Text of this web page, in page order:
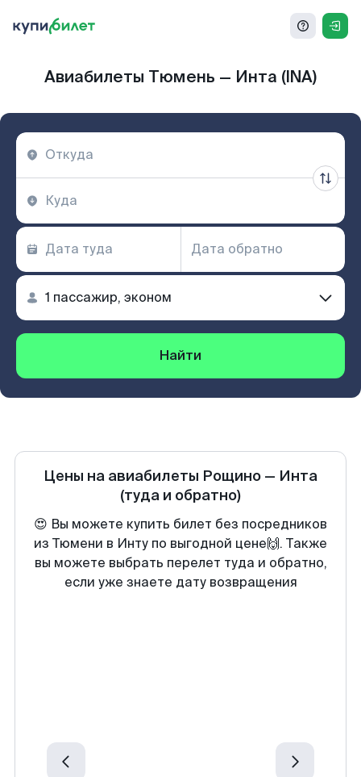
Авиабилеты Тюмень — Инта (INA)
Найти
Цены на авиабилеты Рощино — Инта
(туда и обратно)
😍 Вы можете купить билет без посредников
из Тюмени в Инту по выгодной цене🙌. Также
вы можете выбрать перелет туда и обратно,
если уже знаете дату возвращения